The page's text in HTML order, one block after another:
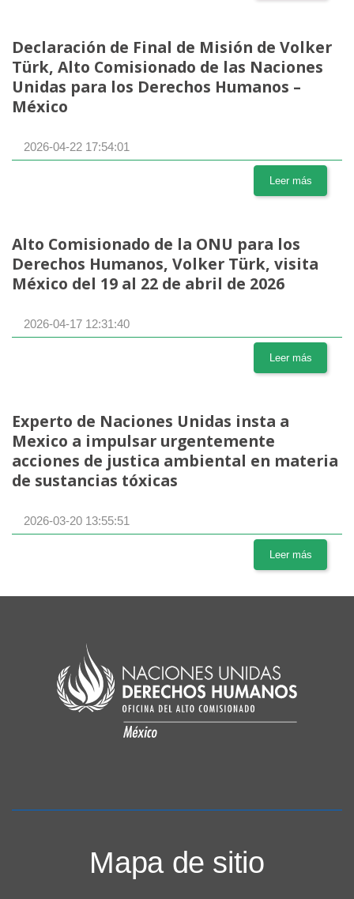
Declaración de Final de Misión de Volker
Türk, Alto Comisionado de las Naciones
Unidas para los Derechos Humanos –
México
2026-04-22 17:54:01
Leer más
Alto Comisionado de la ONU para los
Derechos Humanos, Volker Türk, visita
México del 19 al 22 de abril de 2026
2026-04-17 12:31:40
Leer más
Experto de Naciones Unidas insta a
Mexico a impulsar urgentemente
acciones de justica ambiental en materia
de sustancias tóxicas
2026-03-20 13:55:51
Leer más
Mapa de sitio